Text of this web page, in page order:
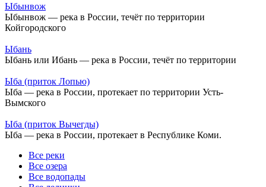
Ыбынвож
Ыбынвож — река в России, течёт по территории
Койгородского
Ыбань
Ыбань или Ибань — река в России, течёт по территории
Ыба (приток Лопью)
Ыба — река в России, протекает по территории Усть-
Вымского
Ыба (приток Вычегды)
Ыба — река в России, протекает в Республике Коми.
Все реки
Все озера
Все водопады